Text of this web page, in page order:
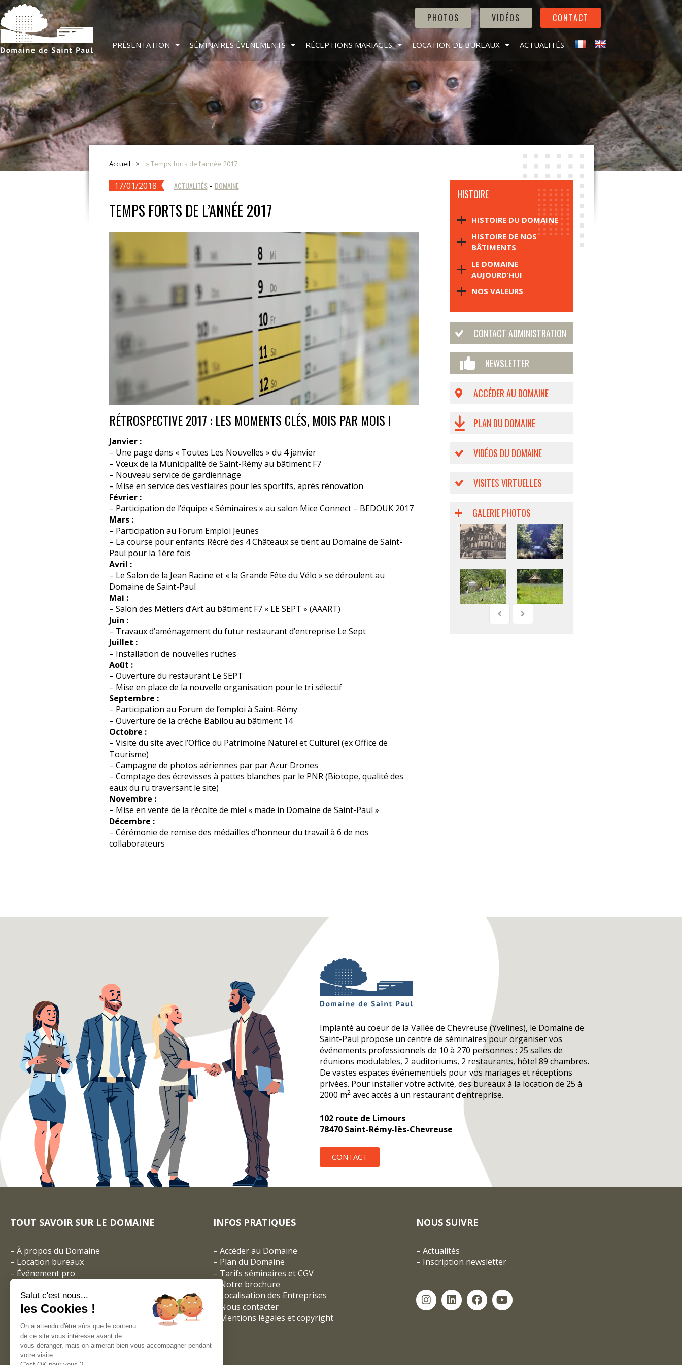
PHOTOS VIDÉOS CONTACT
PRÉSENTATION SÉMINAIRES ÉVÉNEMENTS RÉCEPTIONS MARIAGES LOCATION DE BUREAUX ACTUALITÉS
Accueil »Temps forts de l’année 2017
17/01/2018 ACTUALITÉS- DOMAINE
TEMPS FORTS DE L’ANNÉE 2017
RÉTROSPECTIVE 2017 : LES MOMENTS CLÉS, MOIS PAR MOIS !
Janvier :
– Une page dans « Toutes Les Nouvelles » du 4 janvier
– Vœux de la Municipalité de Saint-Rémy au bâtiment F7
– Nouveau service de gardiennage
– Mise en service des vestiaires pour les sportifs, après rénovation
Février :
– Participation de l’équipe « Séminaires » au salon Mice Connect – BEDOUK 2017
Mars :
– Participation au Forum Emploi Jeunes
– La course pour enfants Récré des 4 Châteaux se tient au Domaine de Saint-
Paul pour la 1ère fois
Avril :
– Le Salon de la Jean Racine et « la Grande Fête du Vélo » se déroulent au
Domaine de Saint-Paul
Mai :
– Salon des Métiers d’Art au bâtiment F7 « LE SEPT » (AAART)
Juin :
– Travaux d’aménagement du futur restaurant d’entreprise Le Sept
Juillet :
– Installation de nouvelles ruches
Août :
– Ouverture du restaurant Le SEPT
– Mise en place de la nouvelle organisation pour le tri sélectif
Septembre :
– Participation au Forum de l’emploi à Saint-Rémy
– Ouverture de la crèche Babilou au bâtiment 14
Octobre :
– Visite du site avec l’Office du Patrimoine Naturel et Culturel (ex Office de
Tourisme)
– Campagne de photos aériennes par par Azur Drones
– Comptage des écrevisses à pattes blanches par le PNR (Biotope, qualité des
eaux du ru traversant le site)
Novembre :
– Mise en vente de la récolte de miel « made in Domaine de Saint-Paul »
Décembre :
– Cérémonie de remise des médailles d’honneur du travail à 6 de nos
collaborateurs
HISTOIRE
HISTOIRE DU DOMAINE
HISTOIRE DE NOS
BÂTIMENTS
LE DOMAINE
AUJOURD’HUI
NOS VALEURS
CONTACT ADMINISTRATION
NEWSLETTER
ACCÉDER AU DOMAINE
PLAN DU DOMAINE
VIDÉOS DU DOMAINE
VISITES VIRTUELLES
GALERIE PHOTOS
Implanté au coeur de la Vallée de Chevreuse (Yvelines), le Domaine de
Saint-Paul propose un centre de séminaires pour organiser vos
événements professionnels de 10 à 270 personnes : 25 salles de
réunions modulables, 2 auditoriums, 2 restaurants, hôtel 89 chambres.
De vastes espaces événementiels pour vos mariages et réceptions
privées. Pour installer votre activité, des bureaux à la location de 25 à
2000 m2 avec accès à un restaurant d’entreprise.
102 route de Limours
78470 Saint-Rémy-lès-Chevreuse
CONTACT
TOUT SAVOIR SUR LE DOMAINE
– À propos du Domaine
– Location bureaux
– Événement pro
–
Espace coworking
Les entreprises du Domaine
Galeries photos
Vidéos
INFOS PRATIQUES
– Accéder au Domaine
– Plan du Domaine
– Tarifs séminaires et CGV
– Notre brochure
Localisation des Entreprises
Nous contacter
Mentions légales et copyright
NOUS SUIVRE
– Actualités
– Inscription newsletter
Salut c'est nous...
les Cookies !
On a attendu d'être sûrs que le contenu
de ce site vous intéresse avant de
vous déranger, mais on aimerait bien vous accompagner pendant
votre visite...